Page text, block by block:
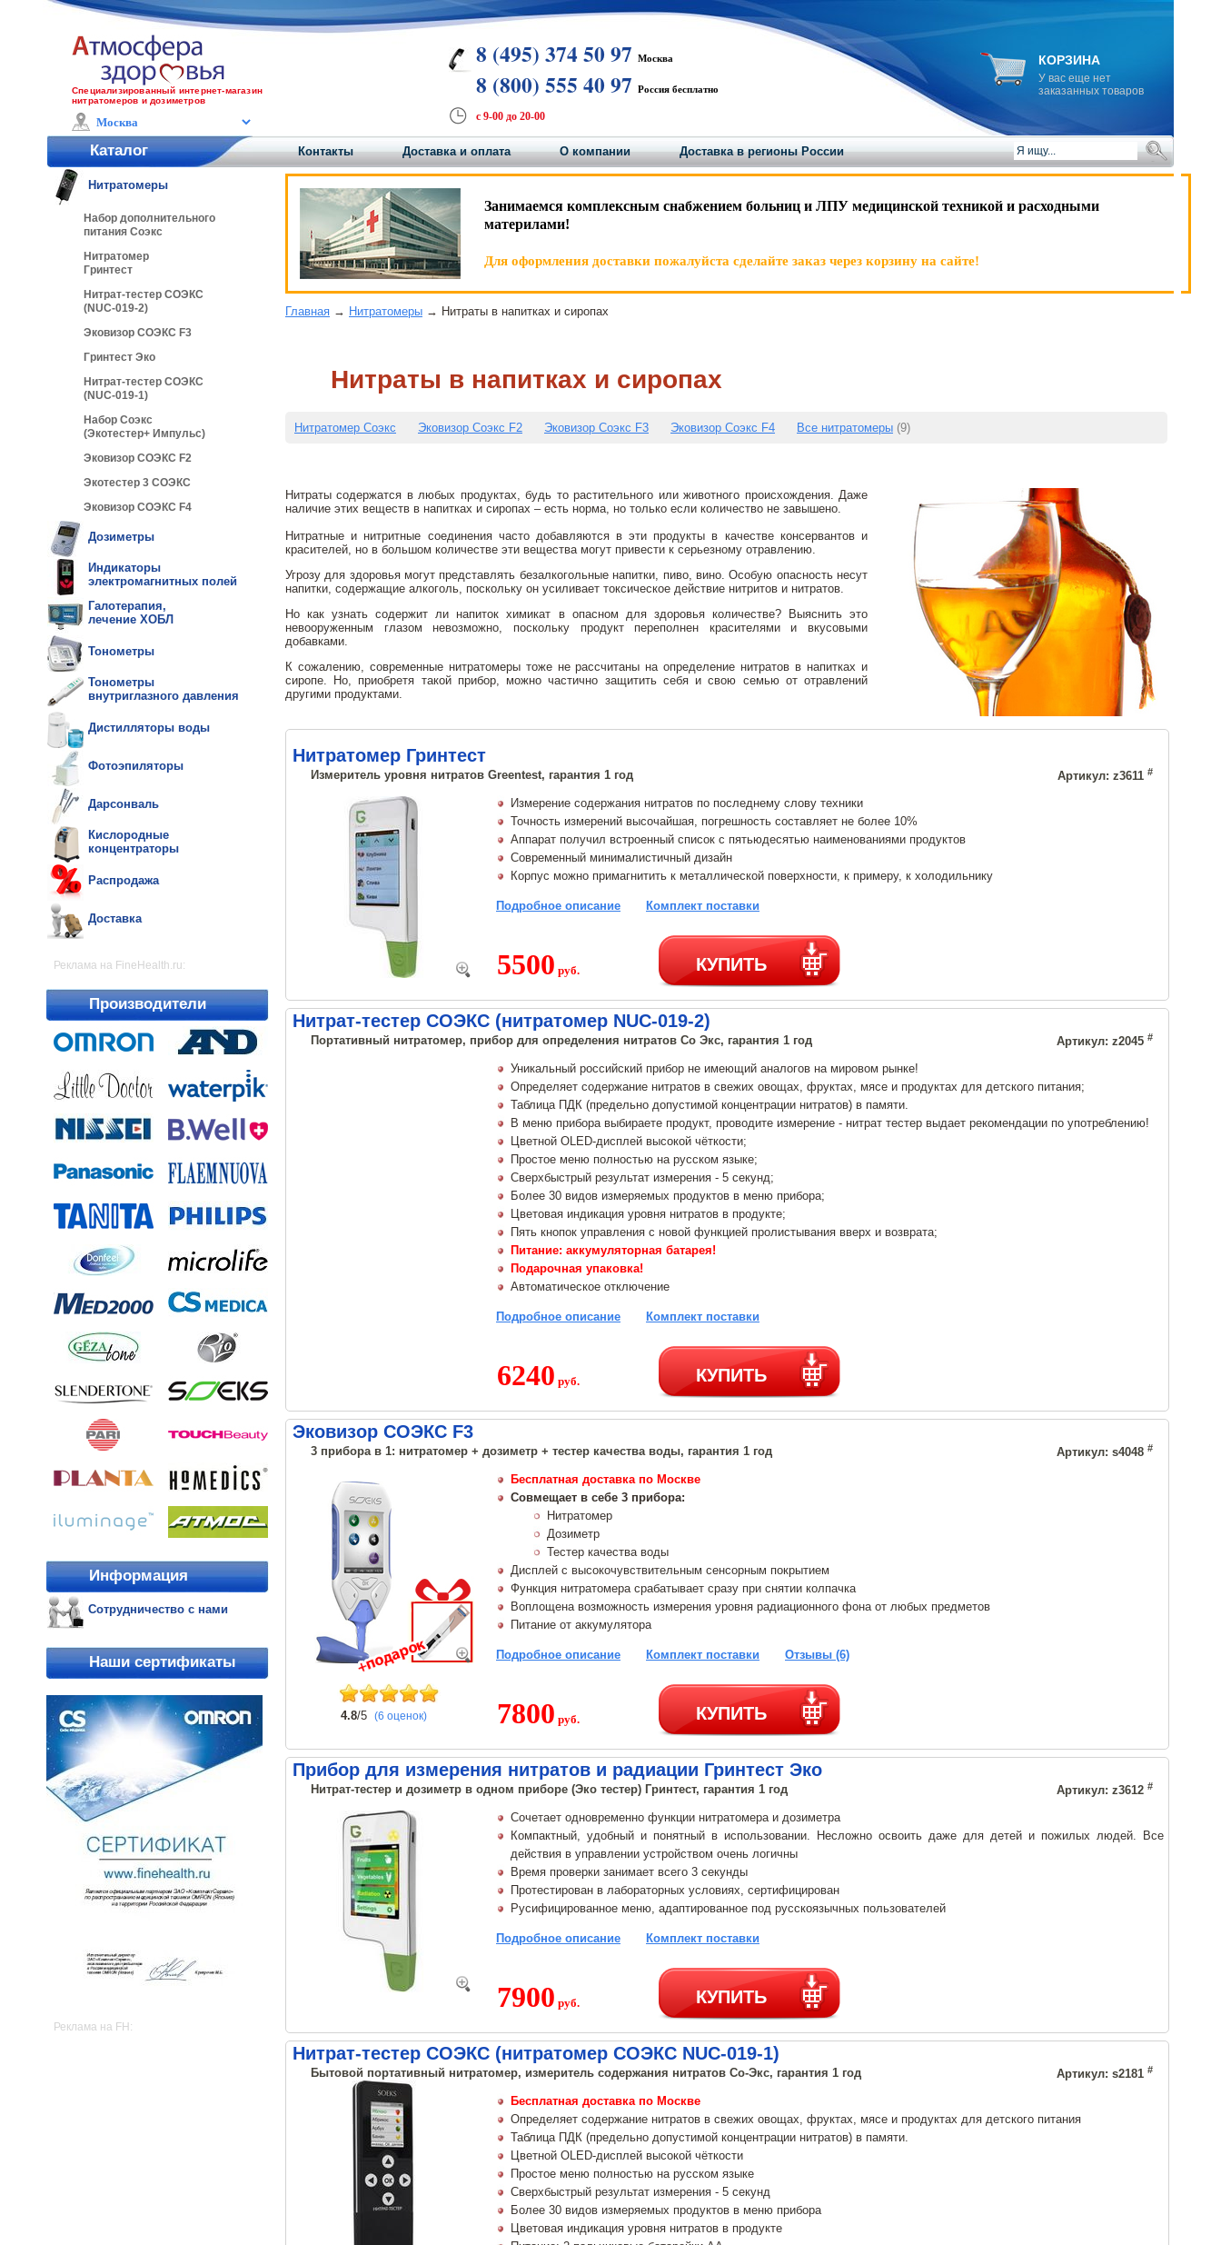
Специализированный интернет-магазин
нитратомеров и дозиметров
8 (495) 374 50 97 Москва
8 (800) 555 40 97 Россия бесплатно
с 9-00 до 20-00
КОРЗИНА
У вас еще нет
заказанных товаров
Каталог Контакты Доставка и оплата О компании Доставка в регионы России
Нитратомеры
Набор дополнительного
питания Соэкс
Нитратомер
Гринтест
Нитрат-тестер СОЭКС
(NUC-019-2)
Эковизор СОЭКС F3
Гринтест Эко
Нитрат-тестер СОЭКС
(NUC-019-1)
Набор Соэкс
(Экотестер+ Импульс)
Эковизор СОЭКС F2
Экотестер 3 СОЭКС
Эковизор СОЭКС F4
Дозиметры
Индикаторы
электромагнитных полей
Галотерапия,
лечение ХОБЛ
Тонометры
Тонометры
внутриглазного давления
Дистилляторы воды
Фотоэпиляторы
Дарсонваль
Кислородные
концентраторы
Распродажа
Доставка
Реклама на FineHealth.ru:
Производители
Информация
Сотрудничество с нами
Наши сертификаты
Реклама на FH:
Занимаемся комплексным снабжением больниц и ЛПУ медицинской техникой и расходными
материлами!
Для оформления доставки пожалуйста сделайте заказ через корзину на сайте!
Главная → Нитратомеры → Нитраты в напитках и сиропах
Нитраты в напитках и сиропах
Нитратомер Соэкс Эковизор Соэкс F2 Эковизор Соэкс F3 Эковизор Соэкс F4 Все нитратомеры (9)
Нитраты содержатся в любых продуктах, будь то растительного или животного происхождения. Даже
наличие этих веществ в напитках и сиропах – есть норма, но только если количество не завышено.
Нитратные и нитритные соединения часто добавляются в эти продукты в качестве консервантов и
красителей, но в большом количестве эти вещества могут привести к серьезному отравлению.
Угрозу для здоровья могут представлять безалкогольные напитки, пиво, вино. Особую опасность несут
напитки, содержащие алкоголь, поскольку он усиливает токсическое действие нитритов и нитратов.
Но как узнать содержит ли напиток химикат в опасном для здоровья количестве? Выяснить это
невооруженным глазом невозможно, поскольку продукт переполнен красителями и вкусовыми
добавками.
К сожалению, современные нитратомеры тоже не рассчитаны на определение нитратов в напитках и
сиропе. Но, приобретя такой прибор, можно частично защитить себя и свою семью от отравлений
другими продуктами.
Нитратомер Гринтест
Измеритель уровня нитратов Greentest, гарантия 1 год Артикул: z3611 #
Измерение содержания нитратов по последнему слову техники
Точность измерений высочайшая, погрешность составляет не более 10%
Аппарат получил встроенный список с пятьюдесятью наименованиями продуктов
Современный минималистичный дизайн
Корпус можно примагнитить к металлической поверхности, к примеру, к холодильнику
Подробное описание Комплект поставки
5500 руб. КУПИТЬ
Нитрат-тестер СОЭКС (нитратомер NUC-019-2)
Портативный нитратомер, прибор для определения нитратов Со Экс, гарантия 1 год Артикул: z2045 #
Уникальный российский прибор не имеющий аналогов на мировом рынке!
Определяет содержание нитратов в свежих овощах, фруктах, мясе и продуктах для детского питания;
Таблица ПДК (предельно допустимой концентрации нитратов) в памяти.
В меню прибора выбираете продукт, проводите измерение - нитрат тестер выдает рекомендации по употреблению!
Цветной OLED-дисплей высокой чёткости;
Простое меню полностью на русском языке;
Сверхбыстрый результат измерения - 5 секунд;
Более 30 видов измеряемых продуктов в меню прибора;
Цветовая индикация уровня нитратов в продукте;
Пять кнопок управления с новой функцией пролистывания вверх и возврата;
Питание: аккумуляторная батарея!
Подарочная упаковка!
Автоматическое отключение
Подробное описание Комплект поставки
6240 руб. КУПИТЬ
Эковизор СОЭКС F3
3 прибора в 1: нитратомер + дозиметр + тестер качества воды, гарантия 1 год Артикул: s4048 #
4.8/5 (6 оценок)
Бесплатная доставка по Москве
Совмещает в себе 3 прибора:
Нитратомер
Дозиметр
Тестер качества воды
Дисплей с высокочувствительным сенсорным покрытием
Функция нитратомера срабатывает сразу при снятии колпачка
Воплощена возможность измерения уровня радиационного фона от любых предметов
Питание от аккумулятора
Подробное описание Комплект поставки Отзывы (6)
7800 руб. КУПИТЬ
Прибор для измерения нитратов и радиации Гринтест Эко
Нитрат-тестер и дозиметр в одном приборе (Эко тестер) Гринтест, гарантия 1 год Артикул: z3612 #
Сочетает одновременно функции нитратомера и дозиметра
Компактный, удобный и понятный в использовании. Несложно освоить даже для детей и пожилых людей. Все
действия в управлении устройством очень логичны
Время проверки занимает всего 3 секунды
Протестирован в лабораторных условиях, сертифицирован
Русифицированное меню, адаптированное под русскоязычных пользователей
Подробное описание Комплект поставки
7900 руб. КУПИТЬ
Нитрат-тестер СОЭКС (нитратомер СОЭКС NUC-019-1)
Бытовой портативный нитратомер, измеритель содержания нитратов Со-Экс, гарантия 1 год Артикул: s2181 #
Бесплатная доставка по Москве
Определяет содержание нитратов в свежих овощах, фруктах, мясе и продуктах для детского питания
Таблица ПДК (предельно допустимой концентрации нитратов) в памяти.
Цветной OLED-дисплей высокой чёткости
Простое меню полностью на русском языке
Сверхбыстрый результат измерения - 5 секунд
Более 30 видов измеряемых продуктов в меню прибора
Цветовая индикация уровня нитратов в продукте